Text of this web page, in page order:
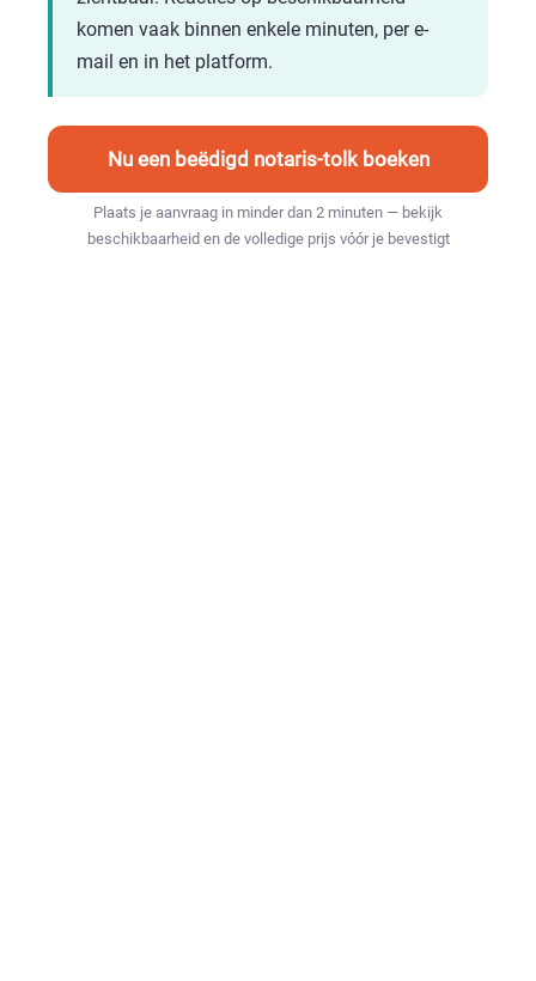
komen vaak binnen enkele minuten, per e-
mail en in het platform.
Nu een beëdigd notaris-tolk boeken
Plaats je aanvraag in minder dan 2 minuten — bekijk
beschikbaarheid en de volledige prijs vóór je bevestigt